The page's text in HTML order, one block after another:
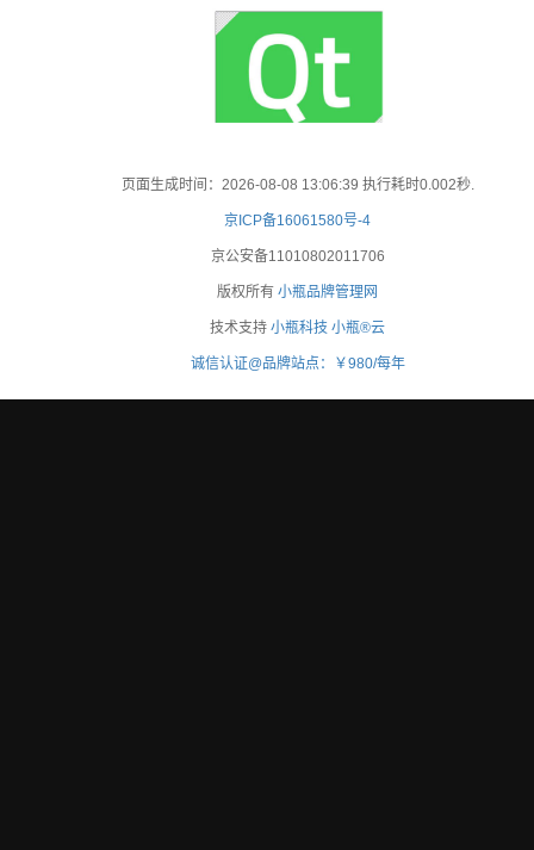
页面生成时间：2026-08-08 13:06:39 执行耗时0.002秒.
京ICP备16061580号-4
京公安备11010802011706
版权所有小瓶品牌管理网
技术支持小瓶科技 小瓶®云
诚信认证@品牌站点：￥980/每年